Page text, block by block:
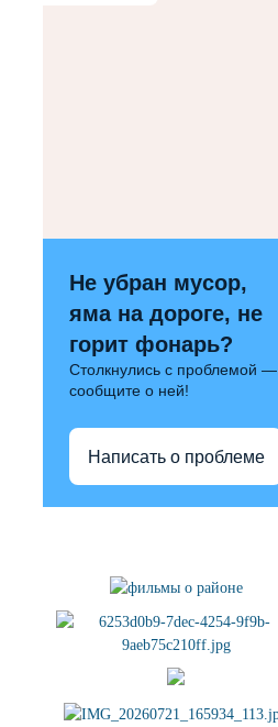
Не убран мусор,
яма на дороге, не
горит фонарь?
Столкнулись с проблемой —
сообщите о ней!
Написать о проблеме